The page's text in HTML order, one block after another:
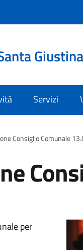
Servizi
Consiglio Comunale
per